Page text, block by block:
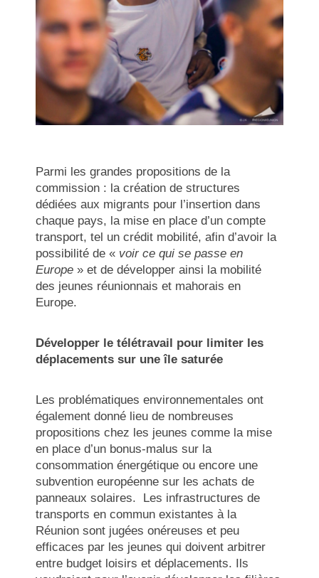
Parmi les grandes propositions de la
commission : la création de structures
dédiées aux migrants pour l’insertion dans
chaque pays, la mise en place d’un compte
transport, tel un crédit mobilité, afin d’avoir la
possibilité de « voir ce qui se passe en
Europe » et de développer ainsi la mobilité
des jeunes réunionnais et mahorais en
Europe.
Développer le télétravail pour limiter les
déplacements sur une île saturée
Les problématiques environnementales ont
également donné lieu de nombreuses
propositions chez les jeunes comme la mise
en place d’un bonus-malus sur la
consommation énergétique ou encore une
subvention européenne sur les achats de
panneaux solaires. Les infrastructures de
transports en commun existantes à la
Réunion sont jugées onéreuses et peu
efficaces par les jeunes qui doivent arbitrer
entre budget loisirs et déplacements. Ils